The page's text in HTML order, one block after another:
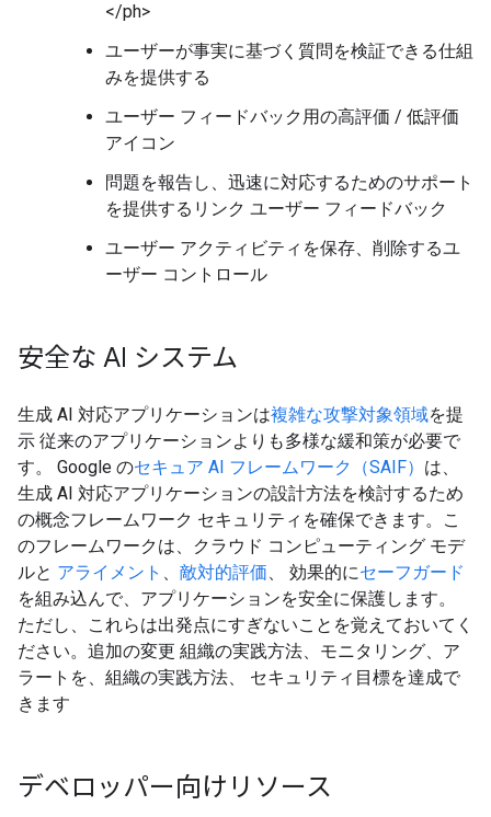
</ph>
ユーザーが事実に基づく質問を検証できる仕組
みを提供する
ユーザー フィードバック用の高評価 / 低評価
アイコン
問題を報告し、迅速に対応するためのサポート
を提供するリンク ユーザー フィードバック
ユーザー アクティビティを保存、削除するユ
ーザー コントロール
安全な AI システム
生成 AI 対応アプリケーションは複雑な攻撃対象領域を提
示 従来のアプリケーションよりも多様な緩和策が必要で
す。 Google のセキュア AI フレームワーク（SAIF） は、
生成 AI 対応アプリケーションの設計方法を検討するため
の概念フレームワーク セキュリティを確保できます。こ
のフレームワークは、クラウド コンピューティング モデ
ルと アライメント 、 敵対的評価、 効果的にセーフガード
を組み込んで、アプリケーションを安全に保護します。
ただし、これらは出発点にすぎないことを覚えておいてく
ださい。追加の変更 組織の実践方法、モニタリング、ア
ラートを、組織の実践方法、 セキュリティ目標を達成で
きます
デベロッパー向けリソース